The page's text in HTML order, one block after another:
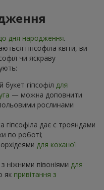
дня народження.
гіпсофіла квіти, ви
чи яскраву
гіпсофіл для
— можна доповнити
рослинами
гіпсофіла дає с трояндами
по роботі;
для коханої
ніжними півоніями для
як привітання з